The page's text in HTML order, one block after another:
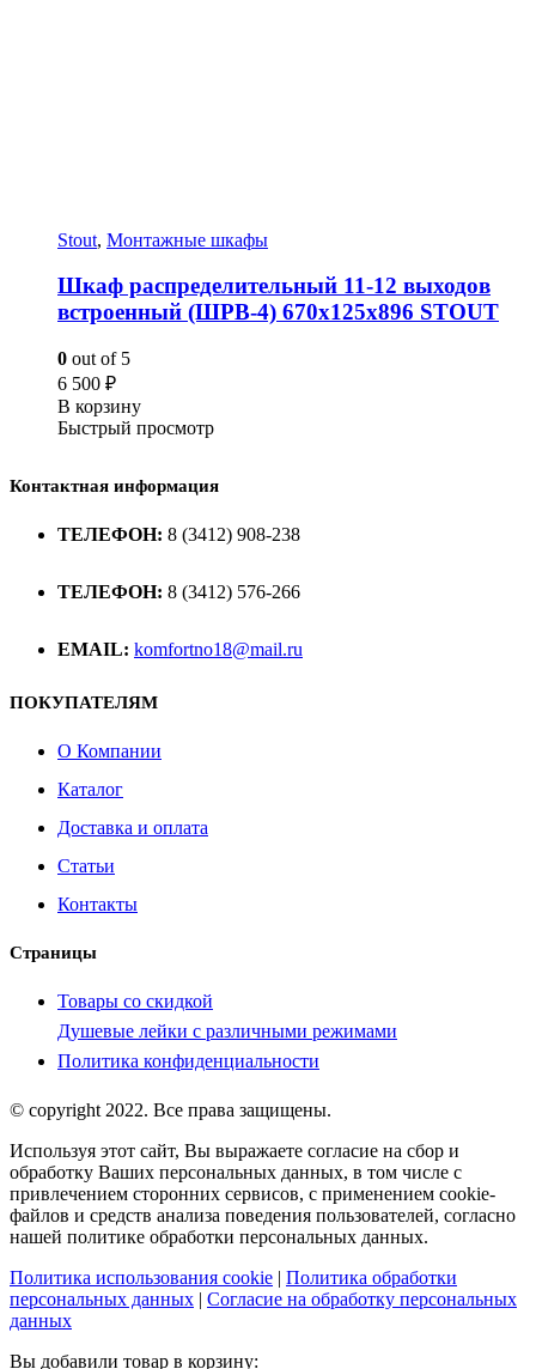
Stout, Монтажные шкафы
Шкаф распределительный 11-12 выходов
встроенный (ШРВ-4) 670х125х896 STOUT
0 out of 5
6 500 ₽
В корзину
Быстрый просмотр
Контактная информация
ТЕЛЕФОН: 8 (3412) 908-238
ТЕЛЕФОН: 8 (3412) 576-266
EMAIL: komfortno18@mail.ru
ПОКУПАТЕЛЯМ
О Компании
Каталог
Доставка и оплата
Статьи
Контакты
Страницы
Товары со скидкой
Душевые лейки с различными режимами
Политика конфиденциальности
© copyright 2022. Все права защищены.
Используя этот сайт, Вы выражаете согласие на сбор и
обработку Ваших персональных данных, в том числе с
привлечением сторонних сервисов, с применением cookie-
файлов и средств анализа поведения пользователей, согласно
нашей политике обработки персональных данных.
Политика использования cookie | Политика обработки
персональных данных | Согласие на обработку персональных
данных
Вы добавили товар в корзину: